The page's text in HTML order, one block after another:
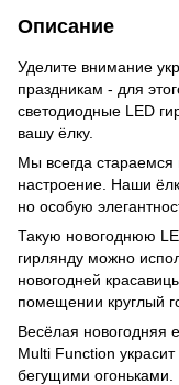
Описание
Уделите внимание
праздникам - для
светодиодные LED
вашу ёлку.
Мы всегда стараемся
настроение. Наши
но особую
Такую новогоднюю
гирлянду можно
новогодней
помещении круглый
Весёлая новогодняя
Multi Function
бегущими огоньками.